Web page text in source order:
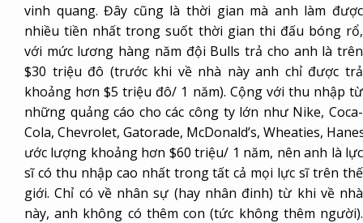
vinh quang. Đây cũng là thời gian mà anh làm được
nhiều tiền nhất trong suốt thời gian thi đấu bóng rổ,
với mức lương hàng năm đội Bulls trả cho anh là trên
$30 triệu đô (trước khi về nhà này anh chỉ được trả
khoảng hơn $5 triệu đô/ 1 năm). Cộng với thu nhập từ
những quảng cáo cho các công ty lớn như Nike,Coca-
Cola, Chevrolet, Gatorade, McDonald’s, Wheaties,
ước lượng khoảng hơn $60 triệu/ 1 năm, nên anh là lực
sĩ có thu nhập cao nhất trong tất cả mọi lực sĩ trên thế
giới. Chỉ có về nhân sự (hay nhân đinh) từ khi về nhà
này, anh không có thêm con (tức không thêm người).